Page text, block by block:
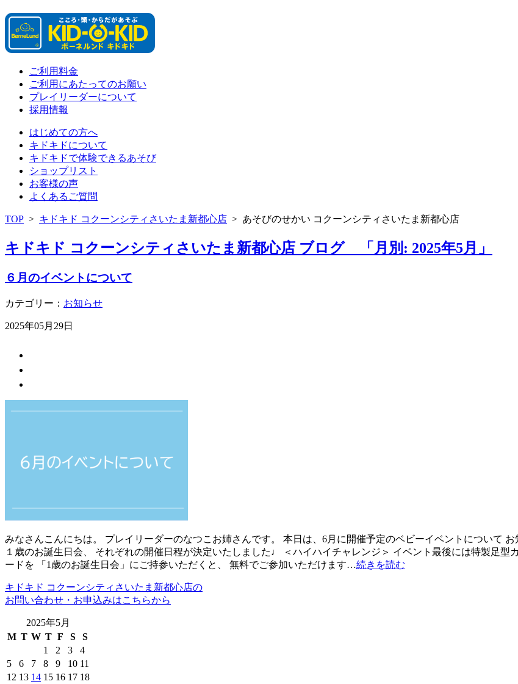
ご利用料金
ご利用にあたってのお願い
プレイリーダーについて
採用情報
はじめての方へ
キドキドについて
キドキドで体験できるあそび
ショップリスト
お客様の声
よくあるご質問
TOP > キドキド コクーンシティさいたま新都心店 > あそびのせかい コクーンシティさいたま新都心店
キドキド コクーンシティさいたま新都心店 ブログ 「月別: 2025年5月」
６月のイベントについて
カテゴリー： お知らせ
2025年05月29日
みなさんこんにちは。 プレイリーダーのなつこお姉さんです。 本日は、6月に開催予定のベビーイベントについて
１歳のお誕生日会、 それぞれの開催日程が決定いたしました♩ ＜ハイハイチャレンジ＞ イベント最後には特製足
ードを 「1歳のお誕生日会」にご持参いただくと、 無料でご参加いただけます…続きを読む
キドキド コクーンシティさいたま新都心店の
お問い合わせ・お申込みはこちらから
2025年5月
M T W T F S
S
1
2 3
4
5
6 7 8 9 10 11
12 13 14 15 16 17 18